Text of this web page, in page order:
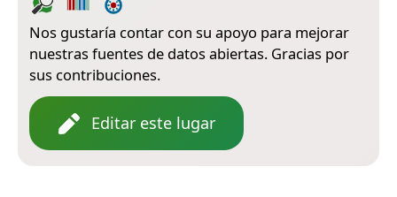
Nos gustaría contar con su apoyo para mejorar
nuestras fuentes de datos abiertas. Gracias por
sus contribuciones.
Editar este lugar